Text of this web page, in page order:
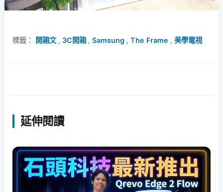
標籤： 開箱文, 3C開箱, Samsung , The Frame , 美學電視
延伸閱讀